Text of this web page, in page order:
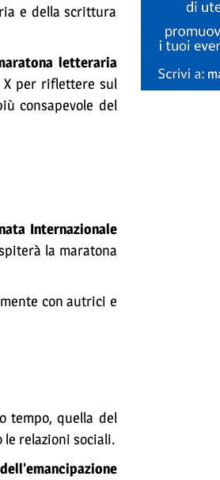
e della scrittura
letteraria
X per riflettere sul
consapevole del
Internazionale
la maratona
con autrici e
tempo, quella del
relazioni sociali.